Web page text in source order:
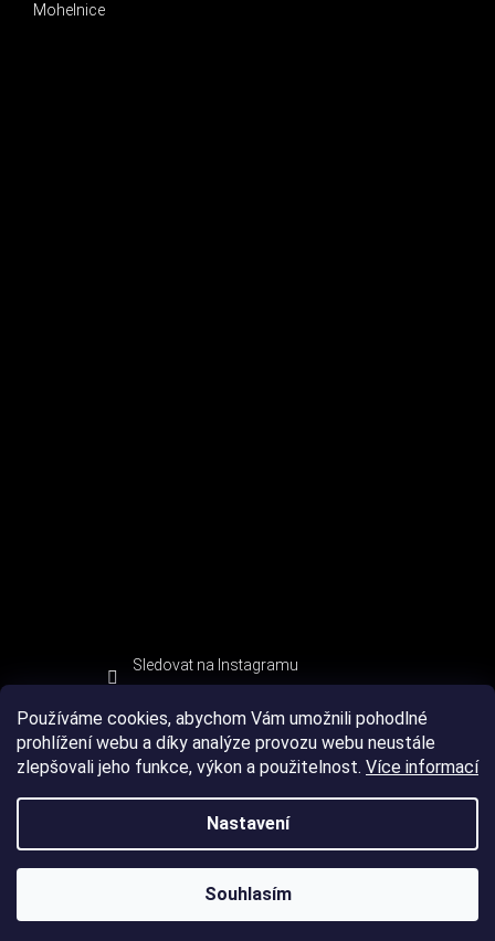
Používáme cookies, abychom Vám umožnili pohodlné
prohlížení webu a díky analýze provozu webu neustále
zlepšovali jeho funkce, výkon a použitelnost. Více informací
Nastavení
Souhlasím
Mohelnice
Sledovat na Instagramu
DEVIL SPORT. Všechna práva vyhrazena.